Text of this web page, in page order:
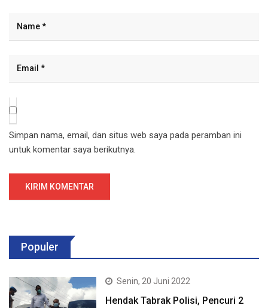
Simpan nama, email, dan situs web saya pada peramban ini
untuk komentar saya berikutnya.
Populer
Senin, 20 Juni 2022
Hendak Tabrak Polisi, Pencuri 2